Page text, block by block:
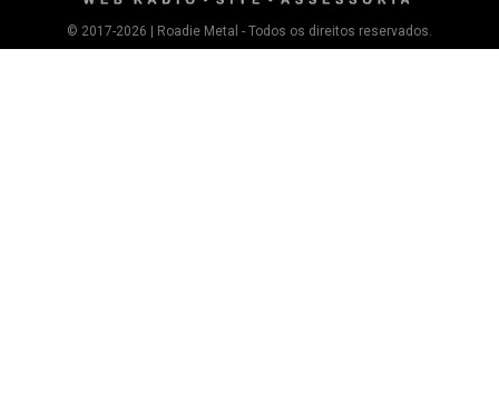
© 2017-2026 | Roadie Metal - Todos os direitos reservados.